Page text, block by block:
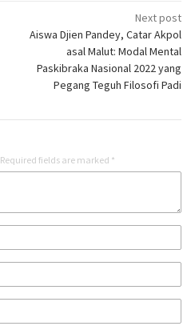
Next post
Aiswa Djien Pandey, Catar Akpol
asal Malut: Modal Mental
Paskibraka Nasional 2022 yang
Pegang Teguh Filosofi Padi
Required fields are marked *